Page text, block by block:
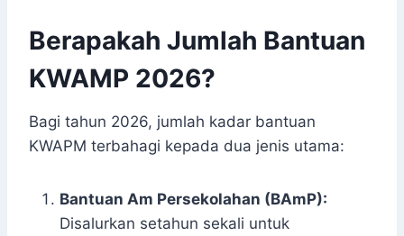
Berapakah Jumlah Bantuan
KWAMP 2026?
Bagi tahun 2026, jumlah kadar bantuan
KWAPM terbahagi kepada dua jenis utama:
Bantuan Am Persekolahan (BAmP):
Disalurkan setahun sekali untuk